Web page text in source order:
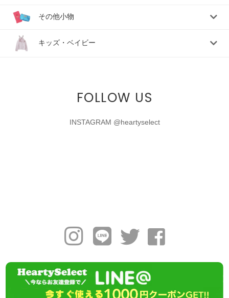
その他小物
キッズ・ベイビー
FOLLOW US
INSTAGRAM @heartyselect